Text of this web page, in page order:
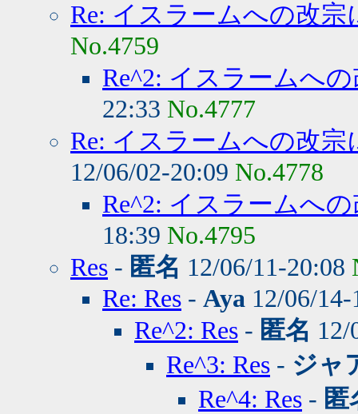
Re: イスラームへの改
No.4759
Re^2: イスラームへ
22:33 No.4777
Re: イスラームへの改
12/06/02-20:09 No.4778
Re^2: イスラームへ
18:39 No.4795
Res - 匿名 12/06/11-20:08
Re: Res - Aya 12/06/
Re^2: Res - 匿名
Re^3: Res - ジャ
Re^4: Res - 匿